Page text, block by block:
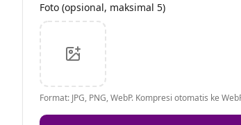
Foto (opsional, maksimal 5)
Format: JPG, PNG, WebP. Kompresi otomatis ke